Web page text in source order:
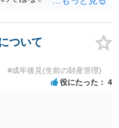
ついて
#成年後見(生前の財産管理)
役にたった 4